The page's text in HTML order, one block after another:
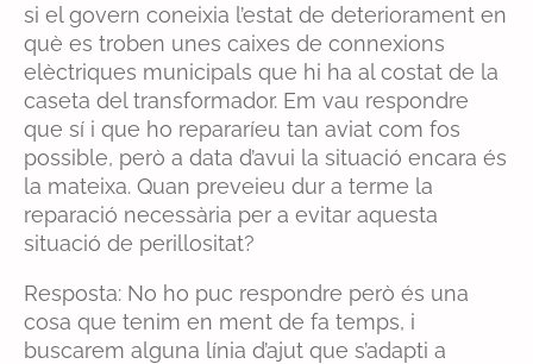
si el govern coneixia l’estat de deteriorament en
què es troben unes caixes de connexions
elèctriques municipals que hi ha al costat de la
caseta del transformador. Em vau respondre
que sí i que ho repararíeu tan aviat com fos
possible, però a data d’avui la situació encara és
la mateixa. Quan preveieu dur a terme la
reparació necessària per a evitar aquesta
situació de perillositat?
Resposta: No ho puc respondre però és una
cosa que tenim en ment de fa temps, i
buscarem alguna línia d’ajut que s’adapti a